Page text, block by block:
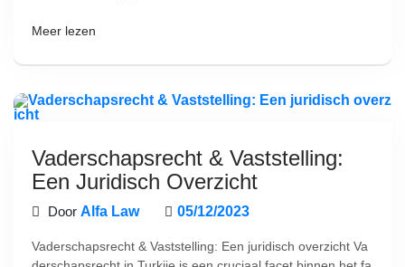
Meer lezen
Vaderschapsrecht & Vaststelling:
Een Juridisch Overzicht
Door Alfa Law 05/12/2023
Vaderschapsrecht & Vaststelling: Een juridisch overzicht Va